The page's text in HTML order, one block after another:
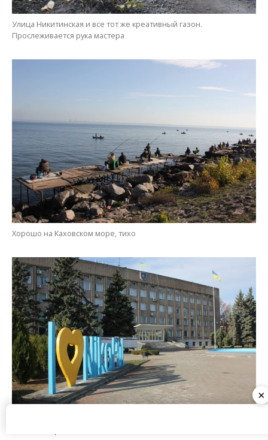
Хорошо на Каховском море, тихо
Любим вопреки
некоторую разруху, мы привыкаем любить свой
×